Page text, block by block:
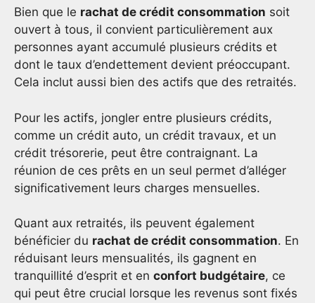
Bien que le rachat de crédit consommation soit
ouvert à tous, il convient particulièrement aux
personnes ayant accumulé plusieurs crédits et
dont le taux d’endettement devient préoccupant.
Cela inclut aussi bien des actifs que des retraités.
Pour les actifs, jongler entre plusieurs crédits,
comme un crédit auto, un crédit travaux, et un
crédit trésorerie, peut être contraignant. La
réunion de ces prêts en un seul permet d’alléger
significativement leurs charges mensuelles.
Quant aux retraités, ils peuvent également
bénéficier du rachat de crédit consommation. En
réduisant leurs mensualités, ils gagnent en
tranquillité d’esprit et en confort budgétaire, ce
qui peut être crucial lorsque les revenus sont fixés